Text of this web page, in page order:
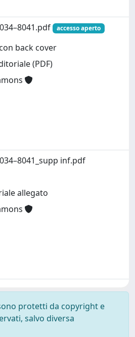
accesso aperto
back cover
(PDF)
inf.pdf
allegato
protetti da copyright e
salvo diversa